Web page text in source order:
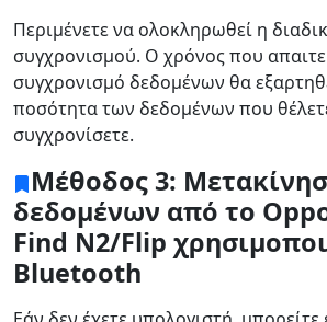
Περιμένετε να ολοκληρωθεί η
συγχρονισμού. Ο χρόνος που
συγχρονισμό δεδομένων θα
ποσότητα των δεδομένων που
συγχρονίσετε.
Μέθοδος 3:
δεδομένων από το
Find N2/Flip
Bluetooth